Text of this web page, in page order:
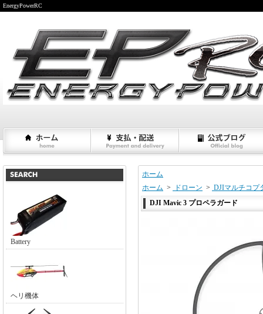
EnergyPowerRC
Battery
ヘリ機体
ホーム
ホーム > ドローン > DJIマルチコプ
DJI Mavic 3 プロペラガード